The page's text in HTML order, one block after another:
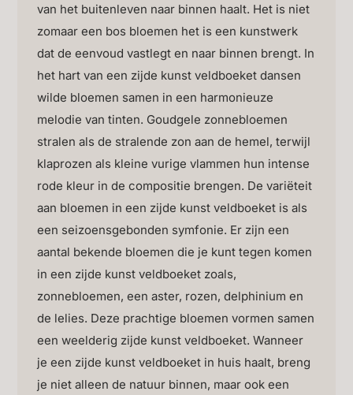
van het buitenleven naar binnen haalt. Het is niet
zomaar een bos bloemen het is een kunstwerk
dat de eenvoud vastlegt en naar binnen brengt. In
het hart van een zijde kunst veldboeket dansen
wilde bloemen samen in een harmonieuze
melodie van tinten. Goudgele zonnebloemen
stralen als de stralende zon aan de hemel, terwijl
klaprozen als kleine vurige vlammen hun intense
rode kleur in de compositie brengen. De variëteit
aan bloemen in een zijde kunst veldboeket is als
een seizoensgebonden symfonie. Er zijn een
aantal bekende bloemen die je kunt tegen komen
in een zijde kunst veldboeket zoals,
zonnebloemen, een aster, rozen, delphinium en
de lelies. Deze prachtige bloemen vormen samen
een weelderig zijde kunst veldboeket. Wanneer
je een zijde kunst veldboeket in huis haalt, breng
je niet alleen de natuur binnen, maar ook een